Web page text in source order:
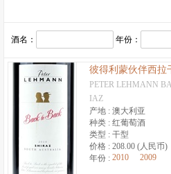
酒名： 年份：
彼得利蒙伙伴西拉
PETER LEHMANN
IAZ
产地 : 澳大利亚
种类 : 红葡萄酒
类型 : 干型
价格 : 208.00 (人民币)
年份 : 2010 2009